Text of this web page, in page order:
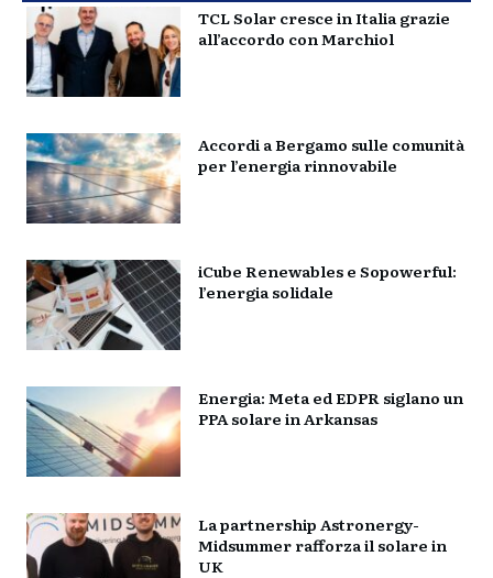
TCL Solar cresce in Italia grazie
all’accordo con Marchiol
Accordi a Bergamo sulle comunità
per l’energia rinnovabile
iCube Renewables e Sopowerful:
l’energia solidale
Energia: Meta ed EDPR siglano un
PPA solare in Arkansas
La partnership Astronergy-
Midsummer rafforza il solare in
UK